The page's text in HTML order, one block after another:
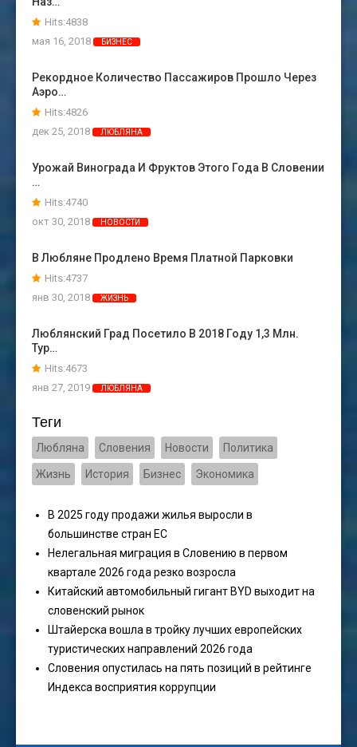
Hits:4838
мая 16, 2018
БИЗНЕС
Рекордное Количество Пассажиров Прошло Через
Аэро…
Hits:4826
дек 25, 2018
ЛЮБЛЯНА
Урожай Винограда И Фруктов Этого Года В Словении
…
Hits:4740
окт 30, 2018
НОВОСТИ
В Любляне Продлено Время Платной Парковки
Hits:4737
янв 30, 2018
ЖИЗНЬ
Люблянский Град Посетило В 2018 Году 1,3 Млн.
Тур…
Hits:4673
янв 27, 2019
ЛЮБЛЯНА
Теги
Любляна Словения Новости Политика
Жизнь История Бизнес Экономика
В 2025 году продажи жилья выросли в
большинстве стран ЕС
Нелегальная миграция в Словению в первом
квартале 2026 года резко возросла
Китайский автомобильный гигант BYD выходит на
словенский рынок
Штайерска вошла в тройку лучших европейских
туристических направлений 2026 года
Словения опустилась на пять позиций в рейтинге
Индекса восприятия коррупции